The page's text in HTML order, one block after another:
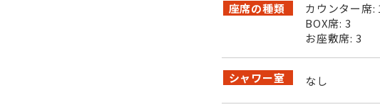
座席の種類
カウンター席:
BOX席: 3
お座敷席: 3
シャワー室 なし